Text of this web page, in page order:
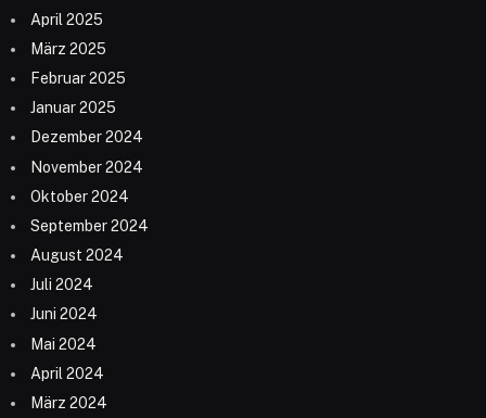
April 2025
März 2025
Februar 2025
Januar 2025
Dezember 2024
November 2024
Oktober 2024
September 2024
August 2024
Juli 2024
Juni 2024
Mai 2024
April 2024
März 2024